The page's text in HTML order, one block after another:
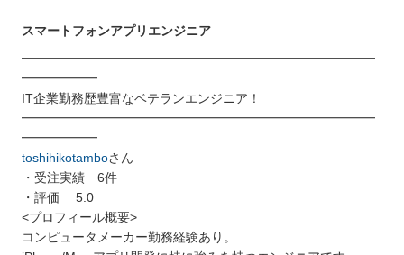
スマートフォンアプリエンジニア
━━━━━━━━━━━━━━━━━━━━━━━━━━━━
━━━━━━
IT企業勤務歴豊富なベテランエンジニア！
━━━━━━━━━━━━━━━━━━━━━━━━━━━━
━━━━━━
toshihikotamboさん
・受注実績 6件
・評価 5.0
<プロフィール概要>
コンピュータメーカー勤務経験あり。